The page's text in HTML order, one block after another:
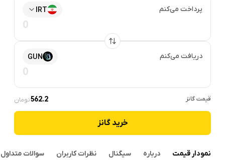
پرداخت می‌کنم IRT
دریافت می‌کنم GUN
قیمتگانز 562.2تومان
خرید گانز
نمودار قیمت درباره سیگنال نظرات کاربران سوالات متداول